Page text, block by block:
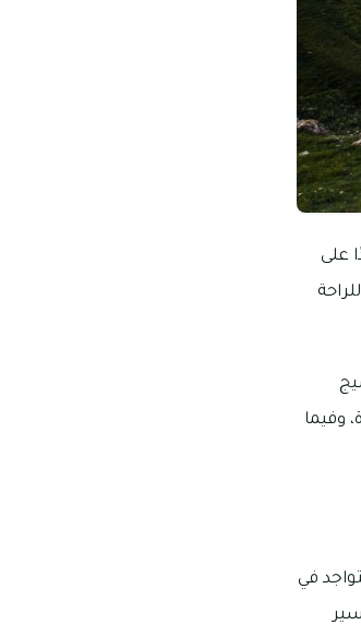
على
وفيما
في